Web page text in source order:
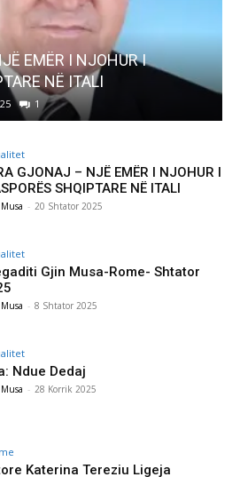
Musa-Rome- Shtator 2025
2025 0
GJONAJ – NJË EMËR I NJOHUR I
SHQIPTARE NË ITALI
- 20 Shtator 2025
Gjin Musa-Rome- Shtator
- 8 Shtator 2025
Ndue Dedaj
- 28 Korrik 2025
Katerina Tereziu Ligeja